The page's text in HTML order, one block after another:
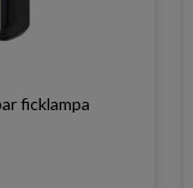
ficklampa